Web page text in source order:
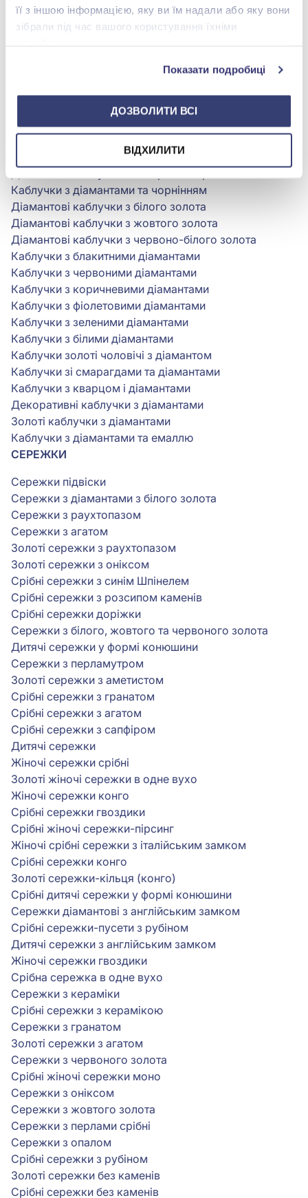
її з іншою інформацією, яку ви їм надали або яку вони
зібрали під час вашого користування їхніми
Показати подробиці
ДОЗВОЛИТИ ВСІ
ВІДХИЛИТИ
Ексклюзивна каблучка з діамантами
Каблучка Квітка з діамантами
Геометричні каблучки з діамантами
Каблучка з діамантом з огранюванням Маркіз
Каблучки з діамантами з трикутним огранюванням
Каблучки з діамантами та алмазною гранню
Каблучки з діамантами та чорнінням
Діамантові каблучки з білого золота
Діамантові каблучки з жовтого золота
Діамантові каблучки з червоно-білого золота
Каблучки з блакитними діамантами
Каблучки з червоними діамантами
Каблучки з коричневими діамантами
Каблучки з фіолетовими діамантами
Каблучки з зеленими діамантами
Каблучки з білими діамантами
Каблучки золоті чоловічі з діамантом
Каблучки зі смарагдами та діамантами
Каблучки з кварцом і діамантами
Декоративні каблучки з діамантами
Золоті каблучки з діамантами
Каблучки з діамантами та емаллю
СЕРЕЖКИ
Сережки підвіски
Сережки з діамантами з білого золота
Сережки з раухтопазом
Сережки з агатом
Золоті сережки з раухтопазом
Золоті сережки з оніксом
Срібні сережки з синім Шпінелем
Срібні сережки з розсипом каменів
Срібні сережки доріжки
Сережки з білого, жовтого та червоного золота
Дитячі сережки у формі конюшини
Сережки з перламутром
Золоті сережки з аметистом
Срібні сережки з гранатом
Срібні сережки з агатом
Срібні сережки з сапфіром
Дитячі сережки
Жіночі сережки срібні
Золоті жіночі сережки в одне вухо
Жіночі сережки конго
Срібні сережки гвоздики
Срібні жіночі сережки-пірсинг
Жіночі срібні сережки з італійським замком
Срібні сережки конго
Золоті сережки-кільця (конго)
Срібні дитячі сережки у формі конюшини
Сережки діамантові з англійським замком
Срібні сережки-пусети з рубіном
Дитячі сережки з англійським замком
Жіночі сережки гвоздики
Срібна сережка в одне вухо
Сережки з кераміки
Срібні сережки з керамікою
Сережки з гранатом
Золоті сережки з агатом
Сережки з червоного золота
Срібні жіночі сережки моно
Сережки з оніксом
Сережки з жовтого золота
Сережки з перлами срібні
Сережки з опалом
Срібні сережки з рубіном
Золоті сережки без каменів
Срібні сережки без каменів